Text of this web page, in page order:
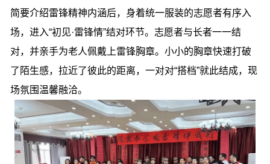
简要介绍雷锋精神内涵后，身着统一服装的志愿者有序入
场，进入“初见·雷锋情”结对环节。志愿者与长者一一结
对，并亲手为老人佩戴上雷锋胸章。小小的胸章快速打破
了陌生感，拉近了彼此的距离，一对对“搭档”就此结成，现
场氛围温馨融洽。